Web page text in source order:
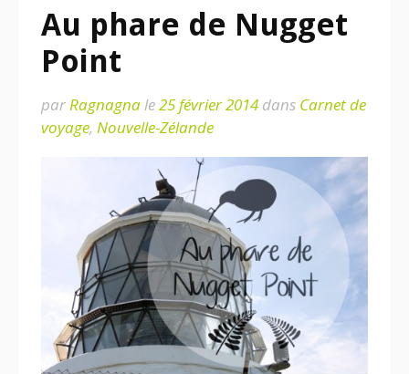
Au phare de Nugget
Point
parRagnagnale25 février 2014 dans Carnet de
voyage, Nouvelle-Zélande